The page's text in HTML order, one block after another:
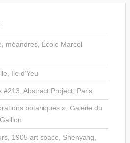
méandres, École Marcel
Ile d’Yeu
#213, Abstract Project, Paris
botaniques », Galerie du
1905 art space, Shenyang,